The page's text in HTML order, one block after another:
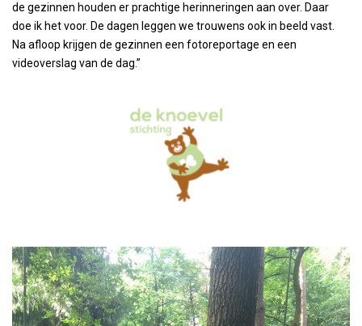
de gezinnen houden er prachtige herinneringen aan over. Daar
doe ik het voor. De dagen leggen we trouwens ook in beeld vast.
Na afloop krijgen de gezinnen een fotoreportage en een
videoverslag van de dag.”